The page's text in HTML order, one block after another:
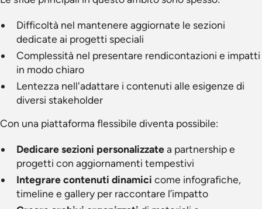
Difficoltà nel mantenere aggiornate le sezioni
dedicate ai progetti speciali
Complessità nel presentare rendicontazioni e impatti
in modo chiaro
Lentezza nell'adattare i contenuti alle esigenze di
diversi stakeholder
Con una piattaforma flessibile diventa possibile:
Dedicare sezioni personalizzatea partnership e
progetti con aggiornamenti tempestivi
Integrare contenuti dinamici come infografiche,
timeline e gallery per raccontare l’impatto